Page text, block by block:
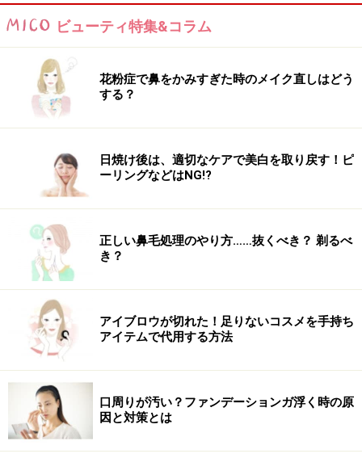
上下のアイラインとアイカラーの境目をなぞり、なじませが
重要です
最初に塗ったアイカラーを細めのチップかブラシに取
り、アイラインとアイカラーの境目をなぞっていきま
そうする事でアイカラーとアイラインが馴染み、自然な
グラデーションが生まれます。
ーと馴染み、2色使ったかのようなグラデーションがで
きあがります。
ビューティ特集&コラム
花粉症で鼻をかみすぎた時のメイク直しはどう
する？
日焼け後は、適切なケアで美白を取り戻す！ピ
ーリングなどはNG!?
正しい鼻毛処理のやり方……抜くべき？ 剃るべ
き？
アイブロウが切れた！足りないコスメを手持ち
アイテムで代用する方法
口周りが汚い？ファンデーションガ浮く時の原
因と対策とは